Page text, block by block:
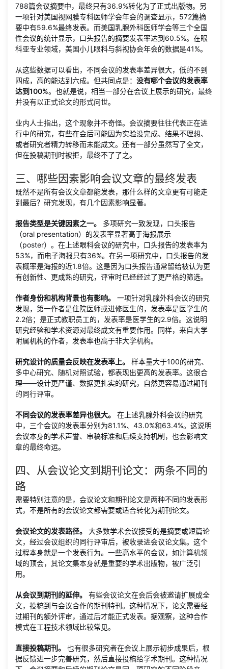
788篇会议摘要中，最终只有36.9%转化为了正式出版物。另
一项针对美国视网膜专科医师学会年会的调查显示，572篇摘
要中有59.6%最终发表。而美国乳腺外科医师学会等三个全国
性会议的统计显示，口头报告的摘要发表率达到60.5%。在眼
科亚专业领域，美国小儿眼科与斜视协会年会的数据是41%。
从这些数据可以看出，不同会议的发表率差异很大，低的不到
四成，高的能达到六成。但共同点是： 没有哪个会议的发表率
达到100%。也就是说，相当一部分在会议上展示的研究，最终
并没有以正式论文的形式问世。
业内人士指出，这个现象并不奇怪。会议摘要往往代表正在进
行中的研究，有些在会后可能因为实验没完成、结果不理想、
或者研究者精力转移而未能成文。还有一部分虽然写了全文，
但在投稿期刊时被拒，最终不了了之。
三、哪些因素影响会议文章的最终发表
既然不是所有会议文章都能发表，那什么样的文章更有可能走
到最后？研究发现，有几个因素影响显著。
报告类型是关键因素之一。
多项研究一致发现，口头报告
（oral presentation）的发表率显著高于海报展示
（poster）。在上述眼科会议的研究中，口头报告的发表率为
53%，而电子海报只有36%。在另一项研究中，口头报告的发
表概率是海报的近1.8倍。这是因为口头报告通常留给被认为更
有创新性、更成熟的研究，评审时已经经过了更严格的筛选。
作者身份和机构背景也有影响。
一项针对乳腺外科会议的研究
发现，第一作者是住院医师或进修医生的，发表率是医学生的
2.2倍；是正式教职员工的，发表率是医学生的2.9倍。这说明
研究经验和学术资源对最终成文有重要作用。同样，来自大学
附属机构的作者，发表率也高于非大学机构。
研究设计的质量会反映在发表率上。
样本量大于100的研究、
多中心研究、随机对照试验，都表现出更高的发表率。这很合
理——设计更严谨、数据更扎实的研究，自然更容易通过期刊
的同行评审。
不同会议的发表率差异也很大。
在上述乳腺外科会议的研究
中，三个会议的发表率分别为81.1%、43.0%和63.4%。这说明
会议本身的学术声誉、审稿标准和后续支持机制，也会影响文
章的最终命运。
四、从会议论文到期刊论文：两条不同的
路
需要特别注意的是，会议论文和期刊论文是两种不同的发表形
式，不是所有的会议论文都需要或适合转化为期刊论文。
会议论文的发表路径。
大多数学术会议接受的是摘要或短篇论
文，经过会议组织的同行评审后，被收录进会议论文集。这个
过程本身就是一个发表行为。一些高水平的会议，如计算机领
域的顶会，其论文集本身就是重要的学术出版物，被广泛引
用。
从会议到期刊的延伸。
有些会议论文在会后会被邀请扩展成全
文，投稿到与会议合作的期刊特刊。这种情况下，论文需要经
过期刊的额外评审，通过后才能正式发表。据观察，这种合作
模式在工程技术领域比较常见。
直接投稿期刊。
也有很多研究者在会议上展示初步成果后，根
据反馈进一步完善研究，然后直接投稿给学术期刊。这种情况